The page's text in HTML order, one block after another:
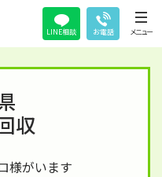
LINE相談 お電話 メニュー
収
様がいます